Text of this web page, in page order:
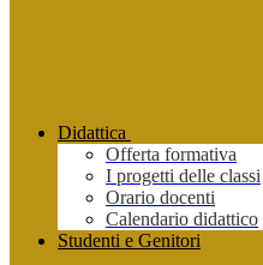
Didattica
Offerta formativa
I progetti delle classi
Orario docenti
Calendario didattico
Studenti e Genitori